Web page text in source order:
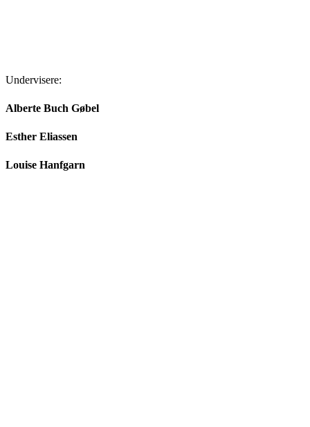
Undervisere:
Alberte Buch Gøbel
Esther Eliassen
Louise Hanfgarn